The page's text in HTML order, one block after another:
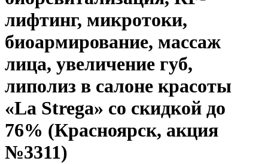
лифтинг, микротоки,
биоармирование, массаж
лица, увеличение губ,
липолиз в салоне красоты
«La Strega» со скидкой до
76% (Красноярск, акция
№3311)